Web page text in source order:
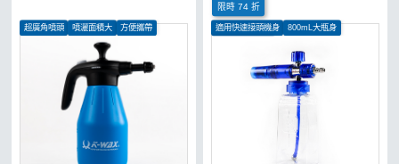
超廣角噴頭 噴灑面積大 方便攜帶
限時 74 折
適用快速接頭機身
800mL大瓶身